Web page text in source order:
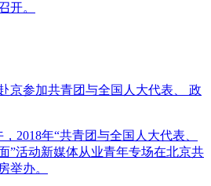
开。
京参加共青团与全国人大代表、 政
2018年“共青团与全国人大代表、
”活动新媒体从业青年专场在北京共
举办。